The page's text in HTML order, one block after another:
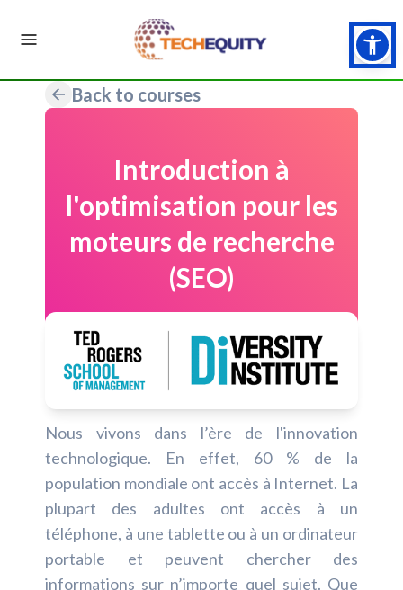
Back to courses
Introduction à
l'optimisation pour les
moteurs de recherche
(SEO)
Nous vivons dans l’ère de l'innovation
technologique. En effet, 60 % de la
population mondiale ont accès à Internet. La
plupart des adultes ont accès à un
téléphone, à une tablette ou à un ordinateur
portable et peuvent chercher des
informations sur n’importe quel sujet. Que